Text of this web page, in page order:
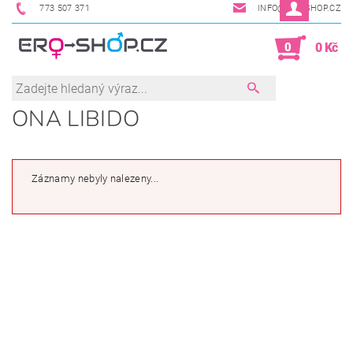
773 507 371 INFO@ERO-SHOP.CZ
0 0 Kč
ONA LIBIDO
Záznamy nebyly nalezeny...